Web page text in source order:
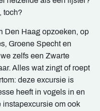
toch?
Den Haag opzoeken, op
Groene Specht en
zelfs een Zwarte
Alles wat zingt of roept
deze excursie is
heeft in vogels in en
instapexcursie om ook